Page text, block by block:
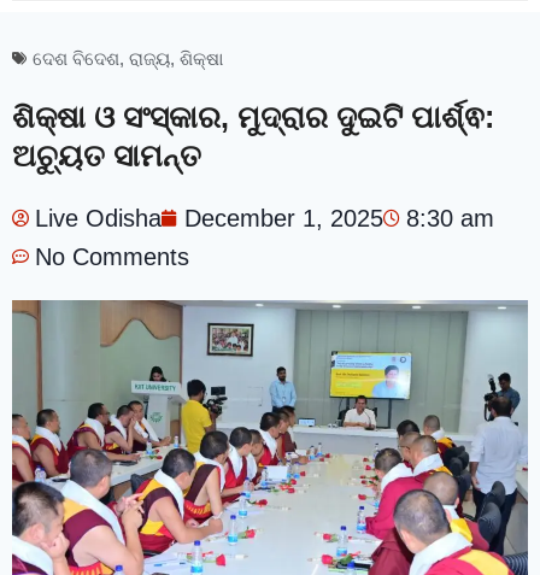
ଦେଶ ବିଦେଶ, ରାଜ୍ୟ, ଶିକ୍ଷା
ଶିକ୍ଷା ଓ ସଂସ୍କାର, ମୁଦ୍ରାର ଦୁଇଟି ପାର୍ଶ୍ଵ:
ଅଚ୍ୟୁତ ସାମନ୍ତ
Live Odisha December 1, 2025
8:30 am
No Comments